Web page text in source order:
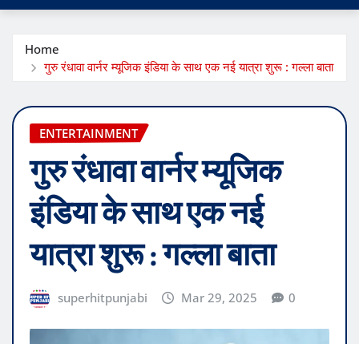
Home
गुरु रंधावा वार्नर म्यूजिक इंडिया के साथ एक नई यात्रा शुरू : गल्ला बाता
ENTERTAINMENT
गुरु रंधावा वार्नर म्यूजिक
इंडिया के साथ एक नई
यात्रा शुरू : गल्ला बाता
superhitpunjabi Mar 29, 2025 0